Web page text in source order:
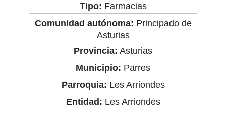
Tipo: Farmacias
Comunidad autónoma: Principado de
Asturias
Provincia: Asturias
Municipio: Parres
Parroquia: Les Arriondes
Entidad: Les Arriondes